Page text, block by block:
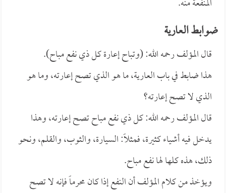
ضوابط العارية
قال المؤلف رحمه الله: (وتباح إعارة كل ذي نفع مباح).
هذا ضابط في باب العارية، ما هو الذي تصح إعارته، وما هو
الذي لا تصح إعارته؟
قال المؤلف رحمه الله: كل ذي نفع مباح تصح إعارته، وهذا
يدخل فيه أشياء كثيرة، فمثلاً: السيارة، والثوب، والقلم، ونحو
ذلك، هذه كلها لها نفع مباح.
ويؤخذ من كلام المؤلف أن النفع إذا كان محرماً فإنه لا تصح